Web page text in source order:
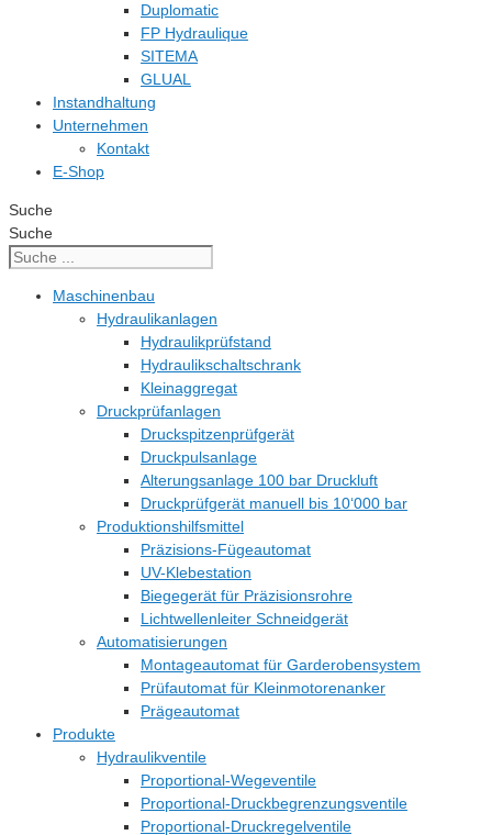
Duplomatic
FP Hydraulique
SITEMA
GLUAL
Instandhaltung
Unternehmen
Kontakt
E-Shop
Suche
Suche
Maschinenbau
Hydraulikanlagen
Hydraulikprüfstand
Hydraulikschaltschrank
Kleinaggregat
Druckprüfanlagen
Druckspitzenprüfgerät
Druckpulsanlage
Alterungsanlage 100 bar Druckluft
Druckprüfgerät manuell bis 10‘000 bar
Produktionshilfsmittel
Präzisions-Fügeautomat
UV-Klebestation
Biegegerät für Präzisionsrohre
Lichtwellenleiter Schneidgerät
Automatisierungen
Montageautomat für Garderobensystem
Prüfautomat für Kleinmotorenanker
Prägeautomat
Produkte
Hydraulikventile
Proportional-Wegeventile
Proportional-Druckbegrenzungsventile
Proportional-Druckregelventile